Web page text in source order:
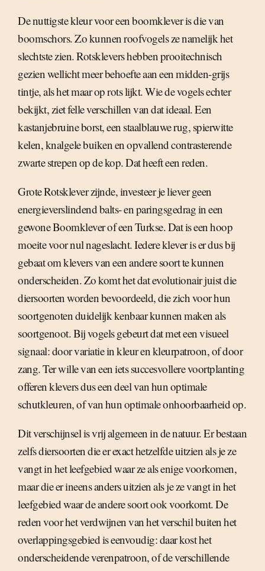
De nuttigste kleur voor een boomklever is die van
boomschors. Zo kunnen roofvogels ze namelijk het
slechtste zien. Rotsklevers hebben prooitechnisch
gezien wellicht meer behoefte aan een midden-grijs
tintje, als het maar op rots lijkt. Wie de vogels echter
bekijkt, ziet felle verschillen van dat ideaal. Een
kastanjebruine borst, een staalblauwe rug, spierwitte
kelen, knalgele buiken en opvallend contrasterende
zwarte strepen op de kop. Dat heeft een reden.
Grote Rotsklever zijnde, investeer je liever geen
energieverslindend balts- en paringsgedrag in een
gewone Boomklever of een Turkse. Dat is een hoop
moeite voor nul nageslacht. Iedere klever is er dus bij
gebaat om klevers van een andere soort te kunnen
onderscheiden. Zo komt het dat evolutionair juist die
diersoorten worden bevoordeeld, die zich voor hun
soortgenoten duidelijk kenbaar kunnen maken als
soortgenoot. Bij vogels gebeurt dat met een visueel
signaal: door variatie in kleur en kleurpatroon, of door
zang. Ter wille van een iets succesvollere voortplanting
offeren klevers dus een deel van hun optimale
schutkleuren, of van hun optimale onhoorbaarheid op.
Dit verschijnsel is vrij algemeen in de natuur. Er bestaan
zelfs diersoorten die er exact hetzelfde uitzien als je ze
vangt in het leefgebied waar ze als enige voorkomen,
maar die er ineens anders uitzien als je ze vangt in het
leefgebied waar de andere soort ook voorkomt. De
reden voor het verdwijnen van het verschil buiten het
overlappingsgebied is eenvoudig: daar kost het
onderscheidende verenpatroon, of de verschillende